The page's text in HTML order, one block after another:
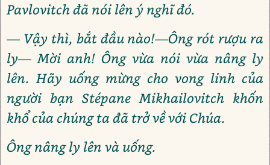
Pavlovitch đã nói lên ý nghĩ đó.
— Vậy thì, bắt đầu nào!—Ông rót rượu ra
ly— Mời anh! Ông vừa nói vừa nâng ly
lên. Hãy uống mừng cho vong linh của
người bạn Stépane Mikhailovitch khốn
khổ của chúng ta đã trở về với Chúa.
Ông nâng ly lên và uống.